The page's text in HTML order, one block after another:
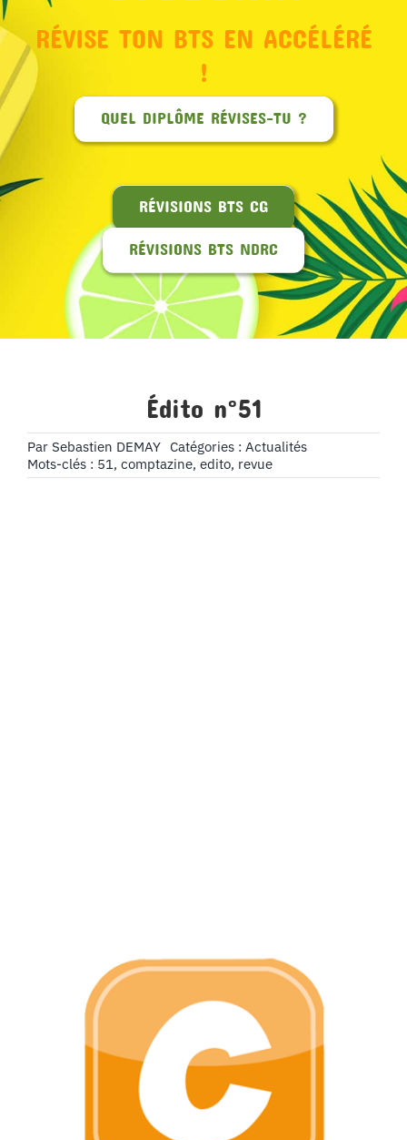
MON COMPTE
PANIER
RÉVISE TON BTS EN ACCÉLÉRÉ
!
QUEL DIPLÔME RÉVISES-TU ?
RÉVISIONS BTS CG
RÉVISIONS BTS NDRC
Édito n°51
Par Sebastien DEMAY Catégories : Actualités
Mots-clés : 51, comptazine, edito, revue